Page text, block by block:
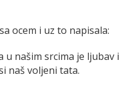
ocem i uz to napisala:
u našim srcima je ljubav i
naš voljeni tata.